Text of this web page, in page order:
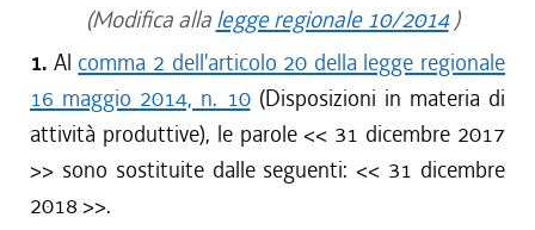
(Modifica alla legge regionale 10/2014)
1. Al comma 2 dell'articolo 20 della legge regionale
16 maggio 2014, n. 10(Disposizioni in materia di
attività produttive), le parole << 31 dicembre 2017
>> sono sostituite dalle seguenti: << 31 dicembre
2018 >>.